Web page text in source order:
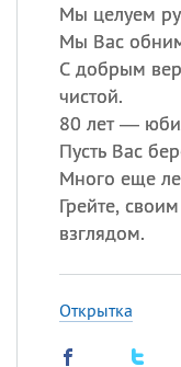
Мы целуем
Мы Вас
С добрым
чистой.
80 лет —
Пусть Вас
Много еще
Грейте,
взглядом.
Открытка